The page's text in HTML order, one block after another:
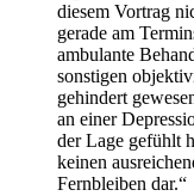
diesem Vortrag
gerade am
ambulante
sonstigen
gehindert
an einer
der Lage gefühlt
keinen
Fernbleiben dar.“